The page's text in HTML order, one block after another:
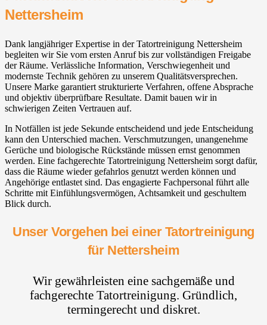
Nettersheim
Dank langjähriger Expertise in der Tatortreinigung Nettersheim
begleiten wir Sie vom ersten Anruf bis zur vollständigen Freigabe
der Räume. Verlässliche Information, Verschwiegenheit und
modernste Technik gehören zu unserem Qualitätsversprechen.
Unsere Marke garantiert strukturierte Verfahren, offene Absprache
und objektiv überprüfbare Resultate. Damit bauen wir in
schwierigen Zeiten Vertrauen auf.
In Notfällen ist jede Sekunde entscheidend und jede Entscheidung
kann den Unterschied machen. Verschmutzungen, unangenehme
Gerüche und biologische Rückstände müssen ernst genommen
werden. Eine fachgerechte Tatortreinigung Nettersheim sorgt dafür,
dass die Räume wieder gefahrlos genutzt werden können und
Angehörige entlastet sind. Das engagierte Fachpersonal führt alle
Schritte mit Einfühlungsvermögen, Achtsamkeit und geschultem
Blick durch.
Unser Vorgehen bei einer Tatortreinigung
für Nettersheim
Wir gewährleisten eine sachgemäße und
fachgerechte Tatortreinigung. Gründlich,
termingerecht und diskret.